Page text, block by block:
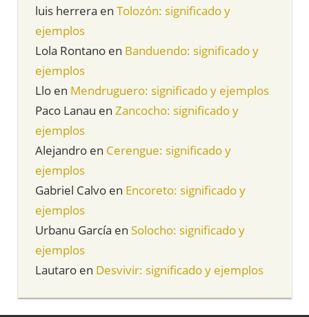
luis herrera en Tolozón: significado y
ejemplos
Lola Rontano en Banduendo: significado y
ejemplos
Llo en Mendruguero: significado y ejemplos
Paco Lanau en Zancocho: significado y
ejemplos
Alejandro en Cerengue: significado y
ejemplos
Gabriel Calvo en Encoreto: significado y
ejemplos
Urbanu García en Solocho: significado y
ejemplos
Lautaro en Desvivir: significado y ejemplos